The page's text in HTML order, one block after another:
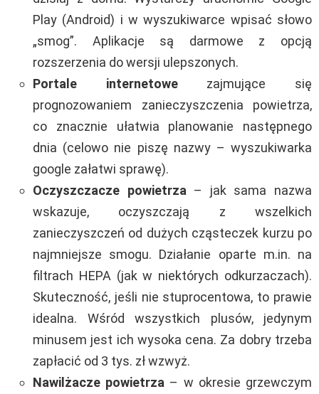
Play (Android) i w wyszukiwarce wpisać słowo
„smog”. Aplikacje są darmowe z opcją
rozszerzenia do wersji ulepszonych.
Portale internetowezajmujące się
prognozowaniem zanieczyszczenia powietrza,
co znacznie ułatwia planowanie następnego
dnia (celowo nie piszę nazwy – wyszukiwarka
google załatwi sprawę).
Oczyszczacze powietrza – jak sama nazwa
wskazuje, oczyszczają z wszelkich
zanieczyszczeń od dużych cząsteczek kurzu po
najmniejsze smogu. Działanie oparte m.in. na
filtrach HEPA (jak w niektórych odkurzaczach).
Skuteczność, jeśli nie stuprocentowa, to prawie
idealna. Wśród wszystkich plusów, jedynym
minusem jest ich wysoka cena. Za dobry trzeba
zapłacić od 3 tys. zł wzwyż.
Nawilżacze powietrza – w okresie grzewczym